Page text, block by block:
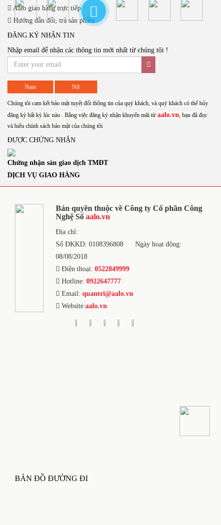
Aalo giao hàng trực tiếp
Hướng đẫn đổi, trả sản phẩm
ĐĂNG KÝ NHẬN TIN
Nhập email để nhận các thông tin mới nhất từ chúng tôi !
Nam Nữ
Chúng tôi cam kết bảo mật tuyệt đối thông tin của quý khách, và quý khách có thể hủy
đăng ký bất kỳ lúc nào . Bằng việc đăng ký nhận khuyến mãi từ aalo.vn , bạn đã đọc
và hiểu chính sách bảo mật của chúng tôi
ĐƯỢC CHỨNG NHẬN
Chứng nhận sàn giao dịch TMĐT
DỊCH VỤ GIAO HÀNG
Bản quyền thuộc về Công ty Cổ phần Công
Nghệ Số aalo.vn
Địa chỉ:
Số ĐKKD: 0108396808
Ngày hoạt động:
08/08/2018
Điện thoại: 0522849999
Hotline: 0922647777
Email: quantri@aalo.vn
Website:aalo.vn
BẢN ĐỒ ĐƯỜNG ĐI